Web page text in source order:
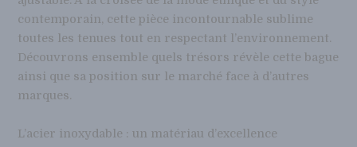
contemporain, cette pièce incontournable sublime
toutes les tenues tout en respectant l’environnement.
Découvrons ensemble quels trésors révèle cette bague
ainsi que sa position sur le marché face à d’autres
marques.
L’acier inoxydable : un matériau d’excellence